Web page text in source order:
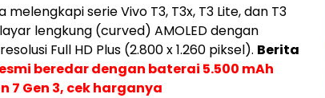
melengkapi serie Vivo T3, T3x, T3 Lite, dan T3
lengkung (curved) AMOLED dengan
Full HD Plus (2.800 x 1.260 piksel). Berita
beredar dengan baterai 5.500 mAh
7 Gen 3, cek harganya